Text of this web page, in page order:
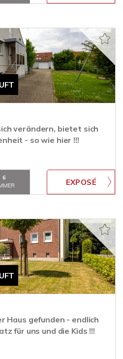
verändern, bietet sich
- so wie hier !!!
6
Haus gefunden - endlich
für uns und die Kids !!!